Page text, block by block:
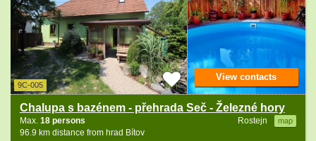
9C-005
Chalupa s bazénem - přehrada Seč - Železné hory
Rostejn map
Max. 18 persons
96.9 km distance from hrad Bítov
View contacts